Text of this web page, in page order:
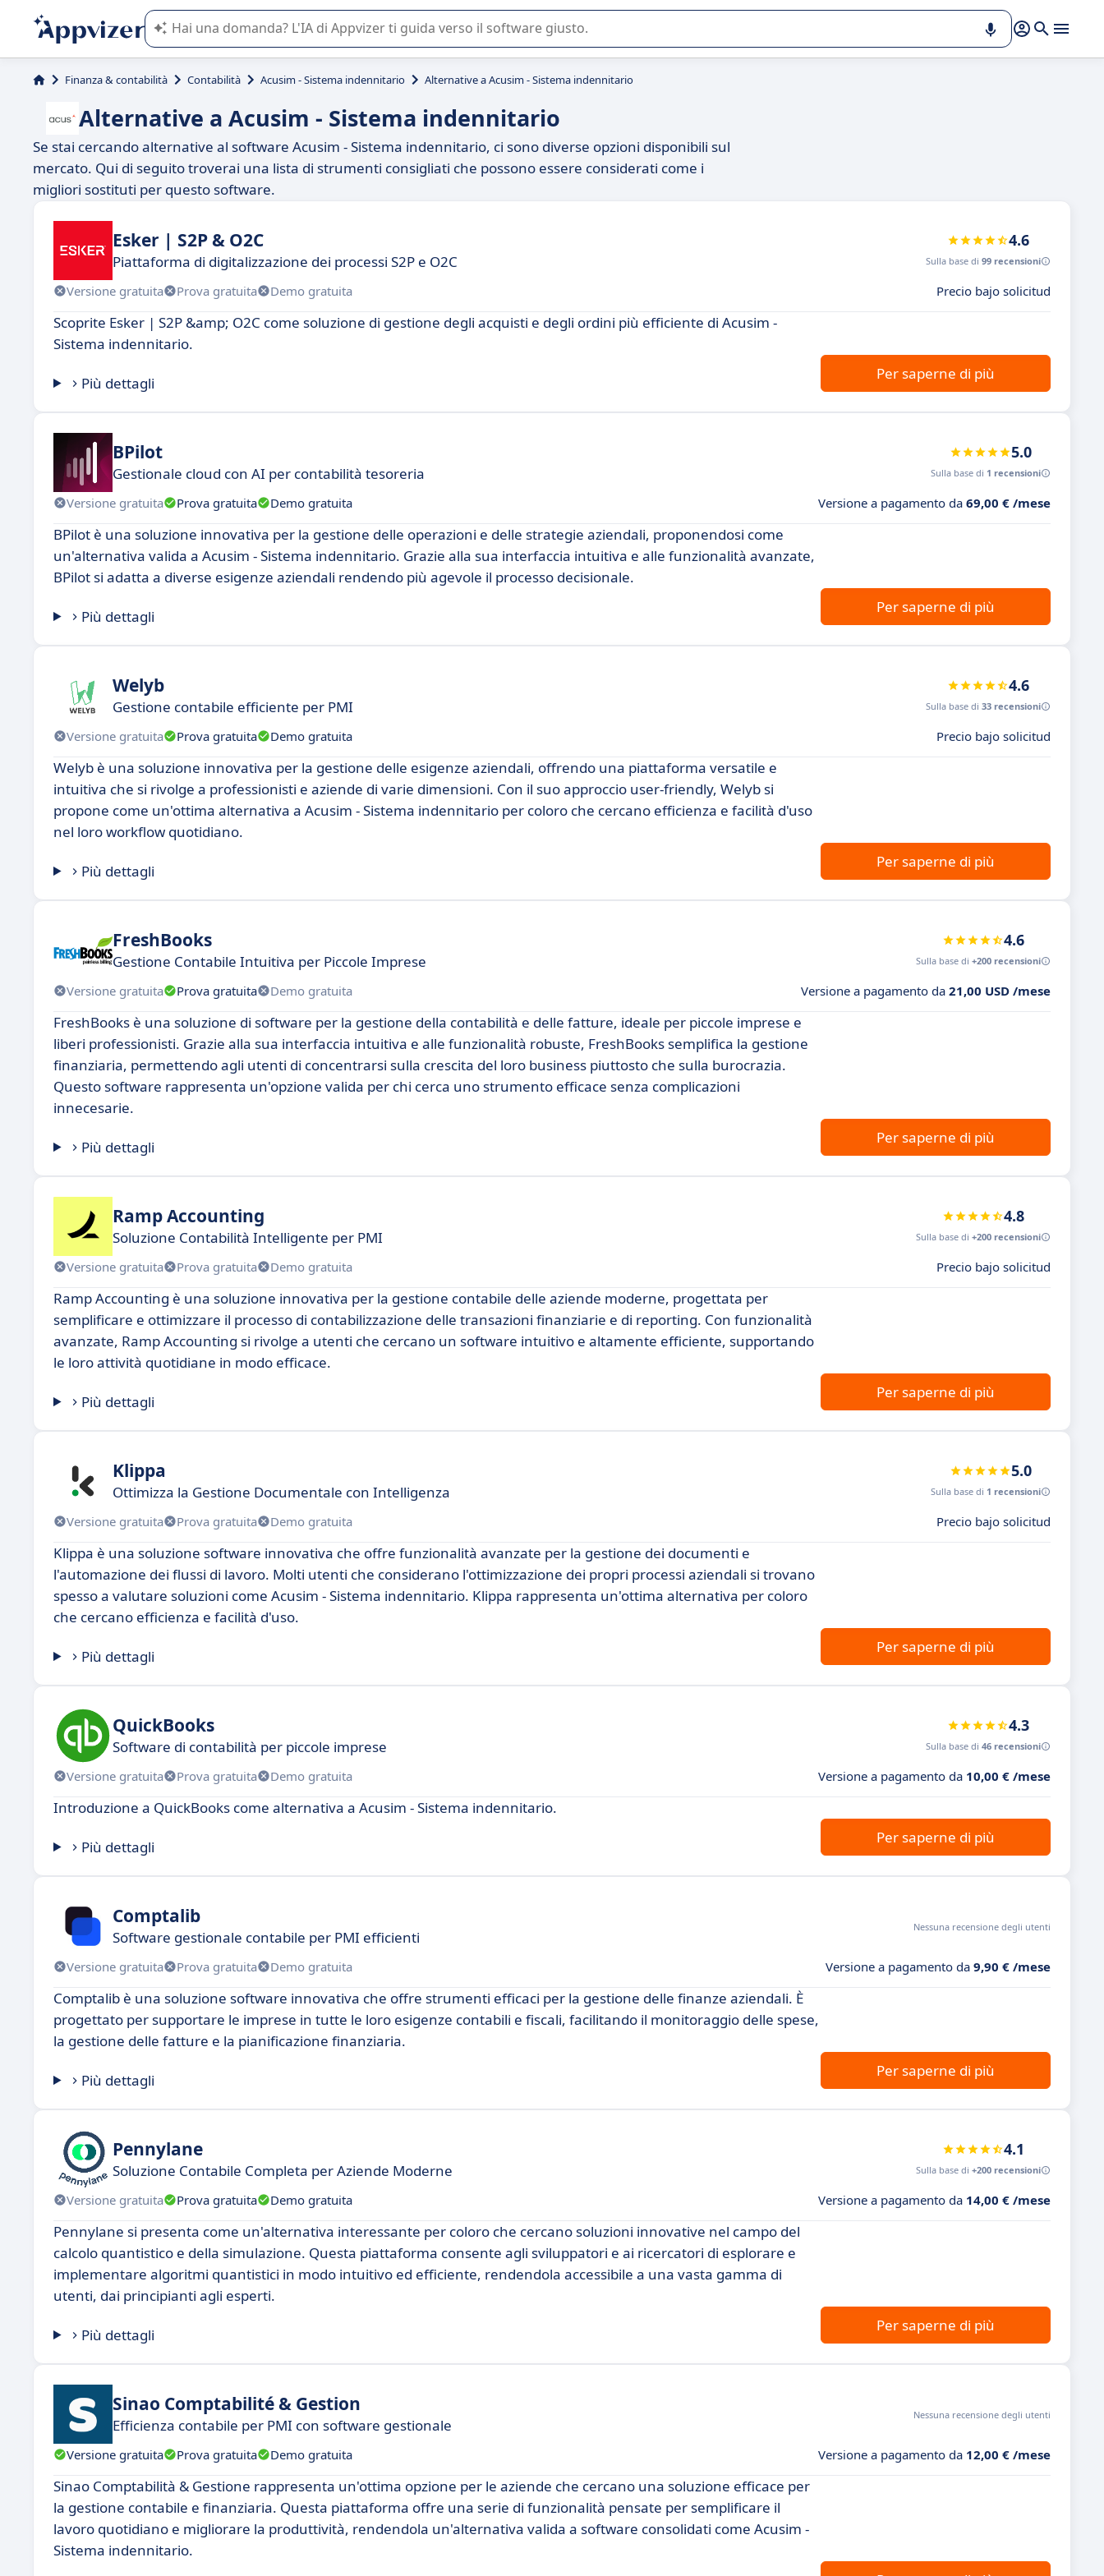
L'IA di Appvizer vi guida nell'utilizzo o nella scelta di un software SaaS per la vostra azienda.
Finanza & contabilità Contabilità Acusim - Sistema indennitario Alternative a Acusim - Sistema indennitario
Alternative a Acusim - Sistema indennitario
Se stai cercando alternative al software Acusim - Sistema indennitario, ci sono diverse opzioni disponibili sul
mercato. Qui di seguito troverai una lista di strumenti consigliati che possono essere considerati come i
migliori sostituti per questo software.
Esker | S2P & O2C
Piattaforma di digitalizzazione dei processi S2P e O2C
4.6
Sulla base di 99 recensioni
Versione gratuita Prova gratuita Demo gratuita Precio bajo solicitud
Scoprite Esker | S2P &amp; O2C come soluzione di gestione degli acquisti e degli ordini più efficiente di Acusim -
Sistema indennitario.
Più dettagli
Per saperne di più
BPilot
Gestionale cloud con AI per contabilità tesoreria
5.0
Sulla base di 1 recensioni
Versione gratuita Prova gratuita Demo gratuita Versione a pagamento da 69,00 € /mese
BPilot è una soluzione innovativa per la gestione delle operazioni e delle strategie aziendali, proponendosi come
un'alternativa valida a Acusim - Sistema indennitario. Grazie alla sua interfaccia intuitiva e alle funzionalità avanzate,
BPilot si adatta a diverse esigenze aziendali rendendo più agevole il processo decisionale.
Più dettagli
Per saperne di più
Welyb
Gestione contabile efficiente per PMI
4.6
Sulla base di 33 recensioni
Versione gratuita Prova gratuita Demo gratuita Precio bajo solicitud
Welyb è una soluzione innovativa per la gestione delle esigenze aziendali, offrendo una piattaforma versatile e
intuitiva che si rivolge a professionisti e aziende di varie dimensioni. Con il suo approccio user-friendly, Welyb si
propone come un'ottima alternativa a Acusim - Sistema indennitario per coloro che cercano efficienza e facilità d'uso
nel loro workflow quotidiano.
Più dettagli
Per saperne di più
FreshBooks
Gestione Contabile Intuitiva per Piccole Imprese
4.6
Sulla base di +200 recensioni
Versione gratuita Prova gratuita Demo gratuita Versione a pagamento da 21,00 USD /mese
FreshBooks è una soluzione di software per la gestione della contabilità e delle fatture, ideale per piccole imprese e
liberi professionisti. Grazie alla sua interfaccia intuitiva e alle funzionalità robuste, FreshBooks semplifica la gestione
finanziaria, permettendo agli utenti di concentrarsi sulla crescita del loro business piuttosto che sulla burocrazia.
Questo software rappresenta un'opzione valida per chi cerca uno strumento efficace senza complicazioni
innecesarie.
Più dettagli
Per saperne di più
Ramp Accounting
Soluzione Contabilità Intelligente per PMI
4.8
Sulla base di +200 recensioni
Versione gratuita Prova gratuita Demo gratuita Precio bajo solicitud
Ramp Accounting è una soluzione innovativa per la gestione contabile delle aziende moderne, progettata per
semplificare e ottimizzare il processo di contabilizzazione delle transazioni finanziarie e di reporting. Con funzionalità
avanzate, Ramp Accounting si rivolge a utenti che cercano un software intuitivo e altamente efficiente, supportando
le loro attività quotidiane in modo efficace.
Più dettagli
Per saperne di più
Klippa
Ottimizza la Gestione Documentale con Intelligenza
5.0
Sulla base di 1 recensioni
Versione gratuita Prova gratuita Demo gratuita Precio bajo solicitud
Klippa è una soluzione software innovativa che offre funzionalità avanzate per la gestione dei documenti e
l'automazione dei flussi di lavoro. Molti utenti che considerano l'ottimizzazione dei propri processi aziendali si trovano
spesso a valutare soluzioni come Acusim - Sistema indennitario. Klippa rappresenta un'ottima alternativa per coloro
che cercano efficienza e facilità d'uso.
Più dettagli
Per saperne di più
QuickBooks
Software di contabilità per piccole imprese
4.3
Sulla base di 46 recensioni
Versione gratuita Prova gratuita Demo gratuita Versione a pagamento da 10,00 € /mese
Introduzione a QuickBooks come alternativa a Acusim - Sistema indennitario.
Più dettagli
Per saperne di più
Comptalib
Software gestionale contabile per PMI efficienti
Nessuna recensione degli utenti
Versione gratuita Prova gratuita Demo gratuita Versione a pagamento da 9,90 € /mese
Comptalib è una soluzione software innovativa che offre strumenti efficaci per la gestione delle finanze aziendali. È
progettato per supportare le imprese in tutte le loro esigenze contabili e fiscali, facilitando il monitoraggio delle spese,
la gestione delle fatture e la pianificazione finanziaria.
Più dettagli
Per saperne di più
Pennylane
Soluzione Contabile Completa per Aziende Moderne
4.1
Sulla base di +200 recensioni
Versione gratuita Prova gratuita Demo gratuita Versione a pagamento da 14,00 € /mese
Pennylane si presenta come un'alternativa interessante per coloro che cercano soluzioni innovative nel campo del
calcolo quantistico e della simulazione. Questa piattaforma consente agli sviluppatori e ai ricercatori di esplorare e
implementare algoritmi quantistici in modo intuitivo ed efficiente, rendendola accessibile a una vasta gamma di
utenti, dai principianti agli esperti.
Più dettagli
Per saperne di più
Sinao Comptabilité & Gestion
Efficienza contabile per PMI con software gestionale
Nessuna recensione degli utenti
Versione gratuita Prova gratuita Demo gratuita Versione a pagamento da 12,00 € /mese
Sinao Comptabilità & Gestione rappresenta un'ottima opzione per le aziende che cercano una soluzione efficace per
la gestione contabile e finanziaria. Questa piattaforma offre una serie di funzionalità pensate per semplificare il
lavoro quotidiano e migliorare la produttività, rendendola un'alternativa valida a software consolidati come Acusim -
Sistema indennitario.